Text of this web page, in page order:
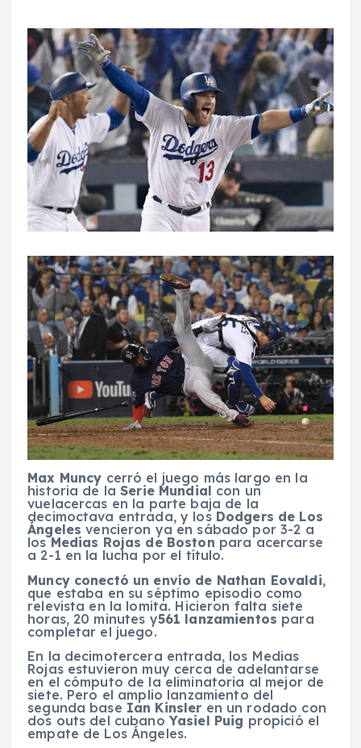
Max Muncy cerró el juego más largo en la
historia de laSerie Mundial con un
vuelacercas en la parte baja de la
decimoctava entrada, y los Dodgers de Los
Ángeles vencieron ya en sábado por 3-2 a
losMedias Rojas de Boston para acercarse
a 2-1 en la lucha por el título.
Muncy conectó un envío de Nathan Eovaldi,
que estaba en su séptimo episodio como
relevista en la lomita. Hicieron falta siete
horas, 20 minutes y561 lanzamientos para
completar el juego.
En la decimotercera entrada, los Medias
Rojas estuvieron muy cerca de adelantarse
en el cómputo de la eliminatoria al mejor de
siete. Pero el amplio lanzamiento del
segunda base Ian Kinsler en un rodado con
dos outs del cubano Yasiel Puig propició el
empate de Los Ángeles.